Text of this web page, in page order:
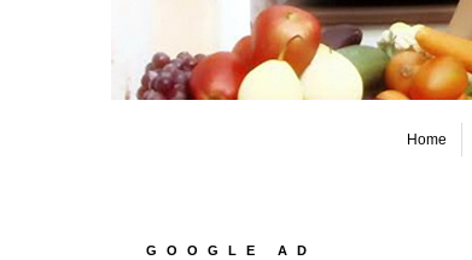
Home
GOOGLE AD